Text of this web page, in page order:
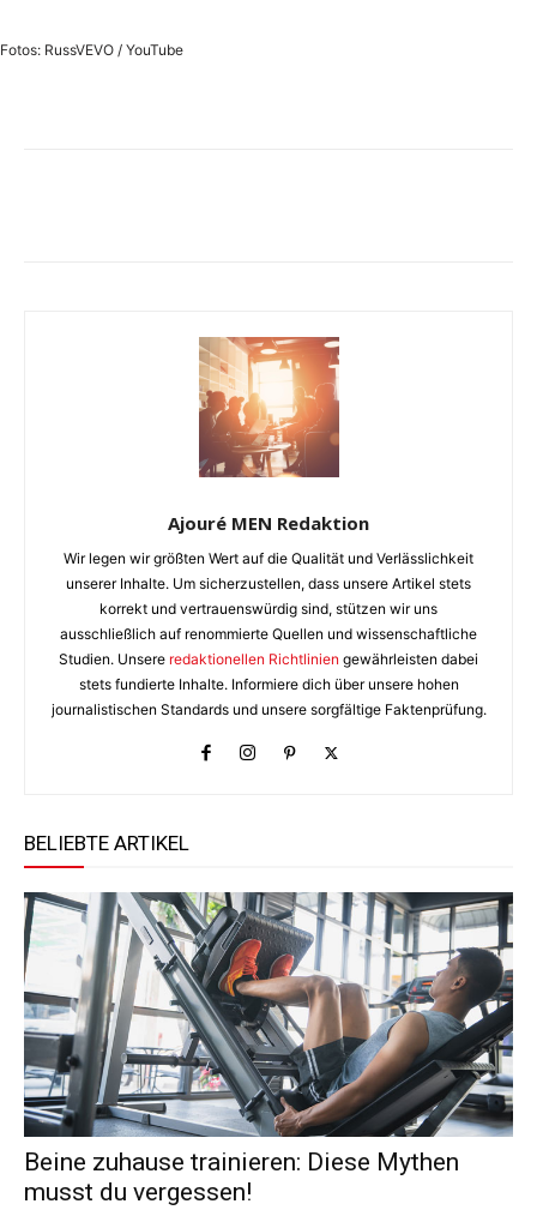
Fotos: RussVEVO / YouTube
Ajouré MEN Redaktion
Wir legen wir größten Wert auf die Qualität und Verlässlichkeit
unserer Inhalte. Um sicherzustellen, dass unsere Artikel stets
korrekt und vertrauenswürdig sind, stützen wir uns
ausschließlich auf renommierte Quellen und wissenschaftliche
Studien. Unsere redaktionellen Richtlinien gewährleisten dabei
stets fundierte Inhalte. Informiere dich über unsere hohen
journalistischen Standards und unsere sorgfältige Faktenprüfung.
BELIEBTE ARTIKEL
Beine zuhause trainieren: Diese Mythen
musst du vergessen!